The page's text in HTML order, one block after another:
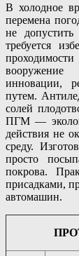
В холодное
перемена
не
требуется
вооружение
инновации,
путем.
солей
ПГМ —
действия не
среду.
просто
покрова.
присадками,
автомашин.